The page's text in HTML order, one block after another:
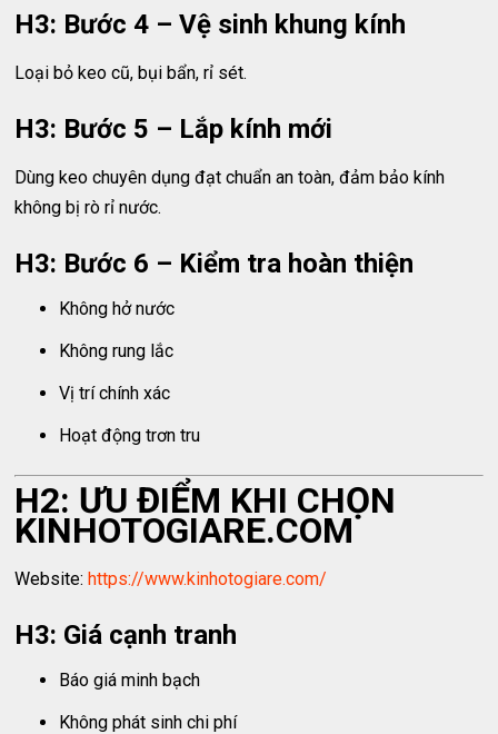
H3: Bước 4 – Vệ sinh khung kính
Loại bỏ keo cũ, bụi bẩn, rỉ sét.
H3: Bước 5 – Lắp kính mới
Dùng keo chuyên dụng đạt chuẩn an toàn, đảm bảo kính
không bị rò rỉ nước.
H3: Bước 6 – Kiểm tra hoàn thiện
Không hở nước
Không rung lắc
Vị trí chính xác
Hoạt động trơn tru
H2: ƯU ĐIỂM KHI CHỌN
KINHOTOGIARE.COM
Website:https://www.kinhotogiare.com/
H3: Giá cạnh tranh
Báo giá minh bạch
Không phát sinh chi phí